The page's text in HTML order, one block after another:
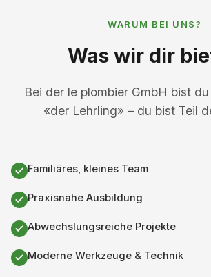
WARUM BEI UNS?
Was wir dir
Bei der le plombier GmbH bist
«der Lehrling» – du bist Teil
Familiäres, kleines Team
Praxisnahe Ausbildung
Abwechslungsreiche Projekte
Moderne Werkzeuge & Technik